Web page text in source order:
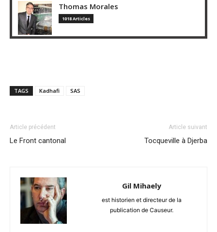
Thomas Morales
1018 Articles
TAGS Kadhafi SAS
Article précédent
Le Front cantonal
Article suivant
Tocqueville à Djerba
Gil Mihaely
est historien et directeur de la
publication de Causeur.